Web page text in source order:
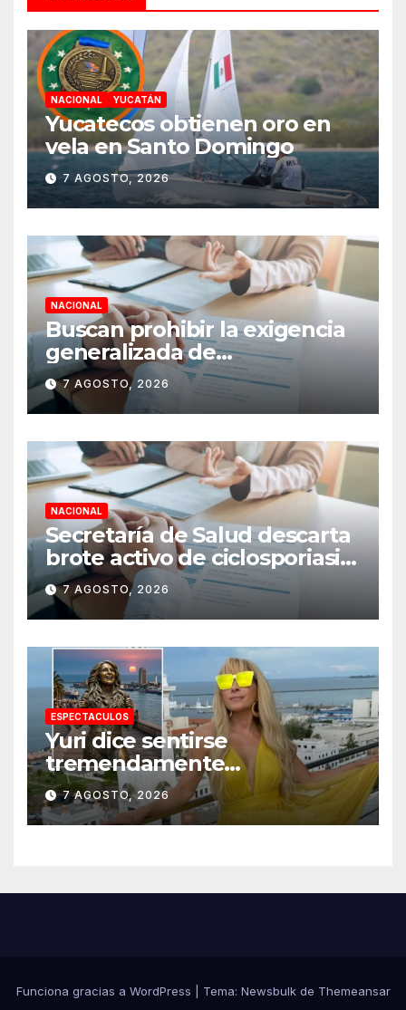
NACIONAL YUCATÁN
Yucatecos obtienen oro en
vela en Santo Domingo
7 AGOSTO, 2026
NACIONAL
Buscan prohibir la exigencia
generalizada de
antecedentes penales para
obtener empleo en México
7 AGOSTO, 2026
NACIONAL
Secretaría de Salud descarta
brote activo de ciclosporiasis
en México y pide tranquilidad
a la población
7 AGOSTO, 2026
ESPECTACULOS
Yuri dice sentirse
tremendamente
emocionada sobre su estatua
que le harán en Veracruz
7 AGOSTO, 2026
Funciona gracias a WordPress Tema: Newsbulkde Themeansar